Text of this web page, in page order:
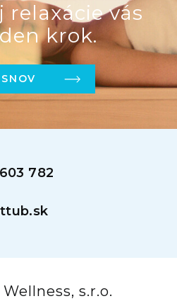
relaxácie vás
krok.
603 782
s.r.o.